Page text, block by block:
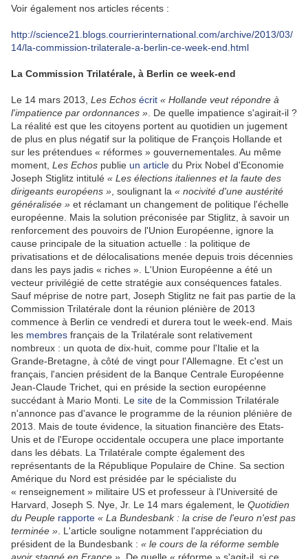
Voir également nos articles récents :
http://science21.blogs.courrierinternational.com/archive/2013/03/
14/la-commission-trilaterale-a-berlin-ce-week-end.html
La Commission Trilatérale, à Berlin ce week-end
Le 14 mars 2013, Les Echos écrit « Hollande veut répondre à
l'impatience par ordonnances » . De quelle impatience s'agirait-il ?
La réalité est que les citoyens portent au quotidien un jugement
de plus en plus négatif sur la politique de François Hollande et
sur les prétendues « réformes » gouvernementales. Au même
moment, Les Echos publie un article du Prix Nobel d'Economie
Joseph Stiglitz intitulé « Les élections italiennes et la faute des
dirigeants européens » , soulignant la « nocivité d'une austérité
généralisée » et réclamant un changement de politique l'échelle
européenne. Mais la solution préconisée par Stiglitz, à savoir un
renforcement des pouvoirs de l'Union Européenne, ignore la
cause principale de la situation actuelle : la politique de
privatisations et de délocalisations menée depuis trois décennies
dans les pays jadis « riches ». L'Union Européenne a été un
vecteur privilégié de cette stratégie aux conséquences fatales.
Sauf méprise de notre part, Joseph Stiglitz ne fait pas partie de la
Commission Trilatérale dont la réunion plénière de 2013
commence à Berlin ce vendredi et durera tout le week-end. Mais
les membres français de la Trilatérale sont relativement
nombreux : un quota de dix-huit, comme pour l'Italie et la
Grande-Bretagne, à côté de vingt pour l'Allemagne. Et c'est un
français, l'ancien président de la Banque Centrale Européenne
Jean-Claude Trichet, qui en préside la section européenne
succédant à Mario Monti. Le site de la Commission Trilatérale
n'annonce pas d'avance le programme de la réunion plénière de
2013. Mais de toute évidence, la situation financière des Etats-
Unis et de l'Europe occidentale occupera une place importante
dans les débats. La Trilatérale compte également des
représentants de la République Populaire de Chine. Sa section
Amérique du Nord est présidée par le spécialiste du
« renseignement » militaire US et professeur à l'Université de
Harvard, Joseph S. Nye, Jr. Le 14 mars également, le Quotidien
du Peuple rapporte « La Bundesbank : la crise de l'euro n'est pas
terminée » . L'article souligne notamment l'appréciation du
président de la Bundesbank : « le cours de la réforme semble
avoir stagné en France » . De quelle « réforme » s'agit-il, si ce